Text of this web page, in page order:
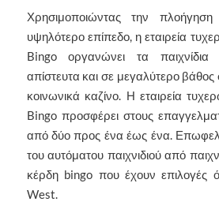
Χρησιμοποιώντας την
υψηλότερο επίπεδο, η εταιρεία
Bingo οργανώνει τα παιχνίδια
απίστευτα και σε μεγαλύτερο
κοινωνικά καζίνο. Η εταιρεία
Bingo προσφέρει στους
από δύο προς ένα έως ένα.
του αυτόματου παιχνιδιού από
κέρδη bingo που έχουν επιλογές
West.